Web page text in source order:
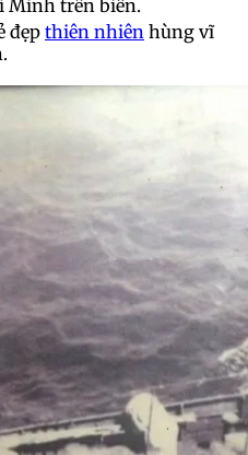
Minh trên biển.
đẹpthiên nhiên hùng vĩ